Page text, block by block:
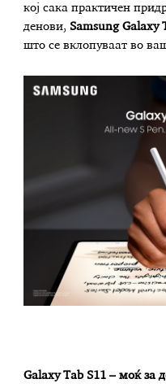
кој сака практичен
денови,Samsung Galaxy
што се вклопуваат во
Galaxy Tab S11 – моќ за